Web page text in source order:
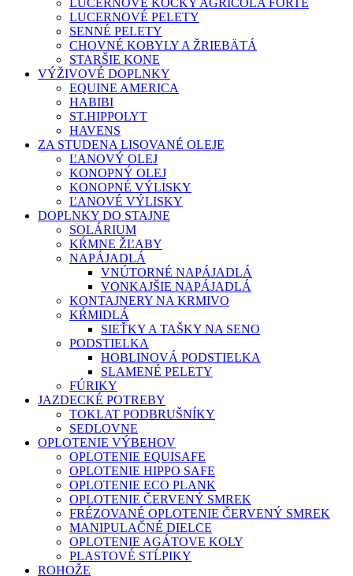
LUCERNOVÉ KOCKY AGRICOLA FORTE
LUCERNOVÉ PELETY
SENNÉ PELETY
CHOVNÉ KOBYLY A ŽRIEBÄTÁ
STARŠIE KONE
VÝŽIVOVÉ DOPLNKY
EQUINE AMERICA
HABIBI
ST.HIPPOLYT
HAVENS
ZA STUDENA LISOVANÉ OLEJE
ĽANOVÝ OLEJ
KONOPNÝ OLEJ
KONOPNÉ VÝLISKY
ĽANOVÉ VÝLISKY
DOPLNKY DO STAJNE
SOLÁRIUM
KŔMNE ŽĽABY
NAPÁJADLÁ
VNÚTORNÉ NAPÁJADLÁ
VONKAJŠIE NAPÁJADLÁ
KONTAJNERY NA KRMIVO
KŔMIDLÁ
SIEŤKY A TAŠKY NA SENO
PODSTIELKA
HOBLINOVÁ PODSTIELKA
SLAMENÉ PELETY
FÚRIKY
JAZDECKÉ POTREBY
TOKLAT PODBRUŠNÍKY
SEDLOVNE
OPLOTENIE VÝBEHOV
OPLOTENIE EQUISAFE
OPLOTENIE HIPPO SAFE
OPLOTENIE ECO PLANK
OPLOTENIE ČERVENÝ SMREK
FRÉZOVANÉ OPLOTENIE ČERVENÝ SMREK
MANIPULAČNÉ DIELCE
OPLOTENIE AGÁTOVE KOLY
PLASTOVÉ STĹPIKY
ROHOŽE